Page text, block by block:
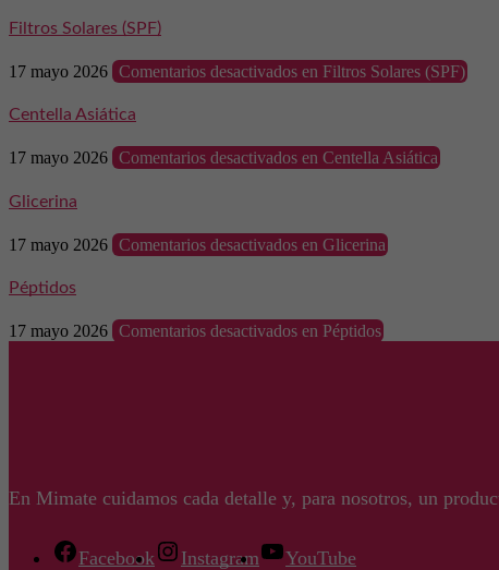
Filtros Solares (SPF)
17 mayo 2026 Comentarios desactivados en Filtros Solares (SPF)
Centella Asiática
17 mayo 2026 Comentarios desactivados en Centella Asiática
Glicerina
17 mayo 2026 Comentarios desactivados en Glicerina
Péptidos
17 mayo 2026 Comentarios desactivados en Péptidos
En Mimate cuidamos cada detalle y, para nosotros, un
Facebook Instagram YouTube